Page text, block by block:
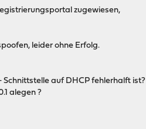
zugewiesen,
leider ohne Erfolg.
auf DHCP fehlerhalft ist?
alegen ?